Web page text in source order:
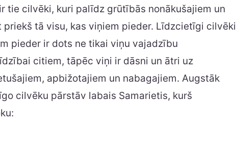
tie cilvēki, kuri palīdz grūtībās nonākušajiem un
tā visu, kas viņiem pieder. Līdzcietīgi cilvēki
pieder ir dots ne tikai viņu vajadzību
citiem, tāpēc viņi ir dāsni un ātri uz
apbižotajiem un nabagajiem. Augstāk
cilvēku pārstāv labais Samarietis, kurš